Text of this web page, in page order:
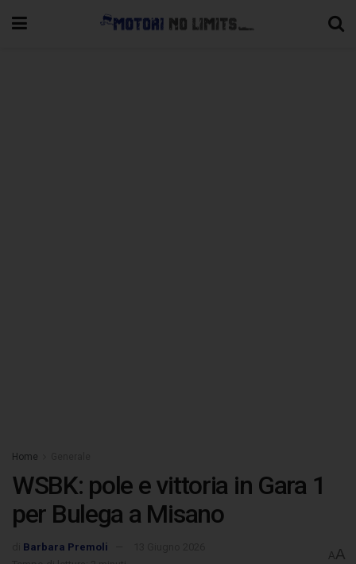
Home
WSBK: pole e vittoria in Gara 1
per Bulega a Misano
Barbara Premoli
AA